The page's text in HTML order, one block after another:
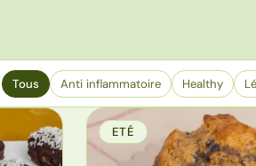
Tous Anti inflammatoire Healthy
ETÉ